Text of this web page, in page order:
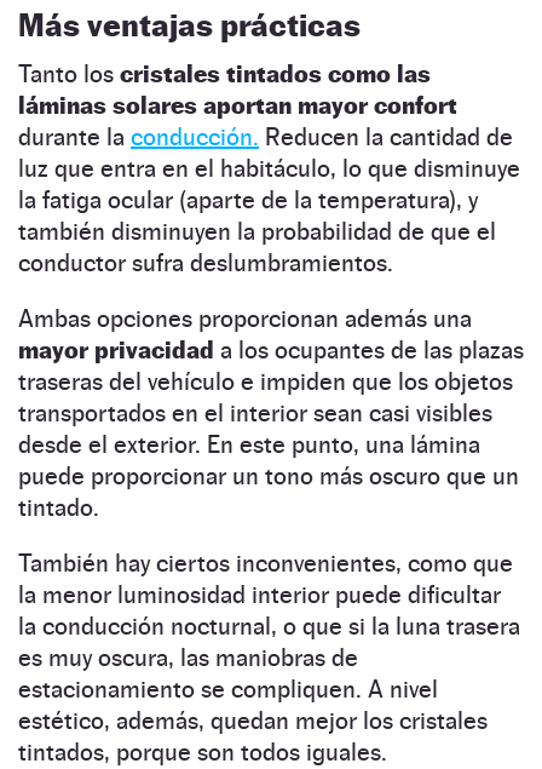
Más ventajas prácticas
Tanto los cristales tintados como las
láminas solares aportan mayor confort
durante la conducción. Reducen la cantidad de
luz que entra en el habitáculo, lo que disminuye
la fatiga ocular (aparte de la temperatura), y
también disminuyen la probabilidad de que el
conductor sufra deslumbramientos.
Ambas opciones proporcionan además una
mayor privacidad a los ocupantes de las plazas
traseras del vehículo e impiden que los objetos
transportados en el interior sean casi visibles
desde el exterior. En este punto, una lámina
puede proporcionar un tono más oscuro que un
tintado.
También hay ciertos inconvenientes, como que
la menor luminosidad interior puede dificultar
la conducción nocturnal, o que si la luna trasera
es muy oscura, las maniobras de
estacionamiento se compliquen. A nivel
estético, además, quedan mejor los cristales
tintados, porque son todos iguales.